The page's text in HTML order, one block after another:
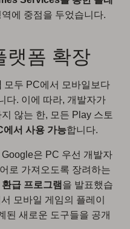
에 중점을 두었습니다.
랫폼 확장
모두 PC에서 모바일보다
다. 이에 따라, 개발자가
않는 한, 모든 Play 스토
에서 사용 가능합니다.
은 PC 우선 개발자
로 가져오도록 장려하는
급 프로그램 을 발표했습
모바일 게임의 플레이
된 새로운 도구들을 공개